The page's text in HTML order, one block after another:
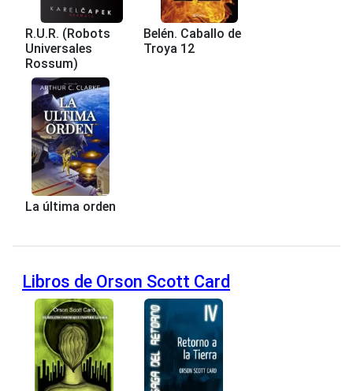
R.U.R. (Robots
Universales
Rossum)
Belén. Caballo de
Troya 12
La última orden
Libros de Orson Scott Card